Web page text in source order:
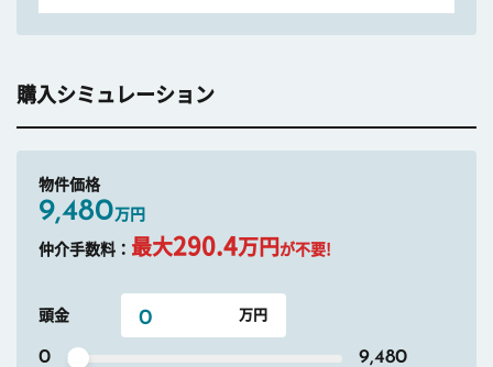
購入シミュレーション
物件価格
9,480万円
仲介手数料： 最大290.4万円 が不要!
頭金
0 9,480